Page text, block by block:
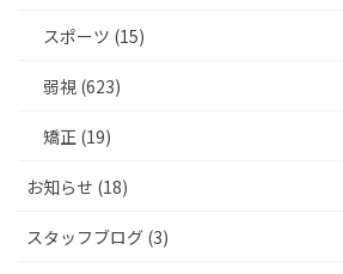
スポーツ (15)
弱視 (623)
矯正 (19)
お知らせ (18)
スタッフブログ (3)